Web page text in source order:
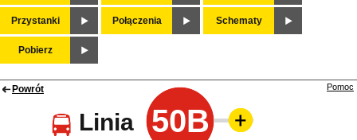
Przystanki Połączenia Schematy
Pobierz
Powrót
Linia 50B
Pomoc